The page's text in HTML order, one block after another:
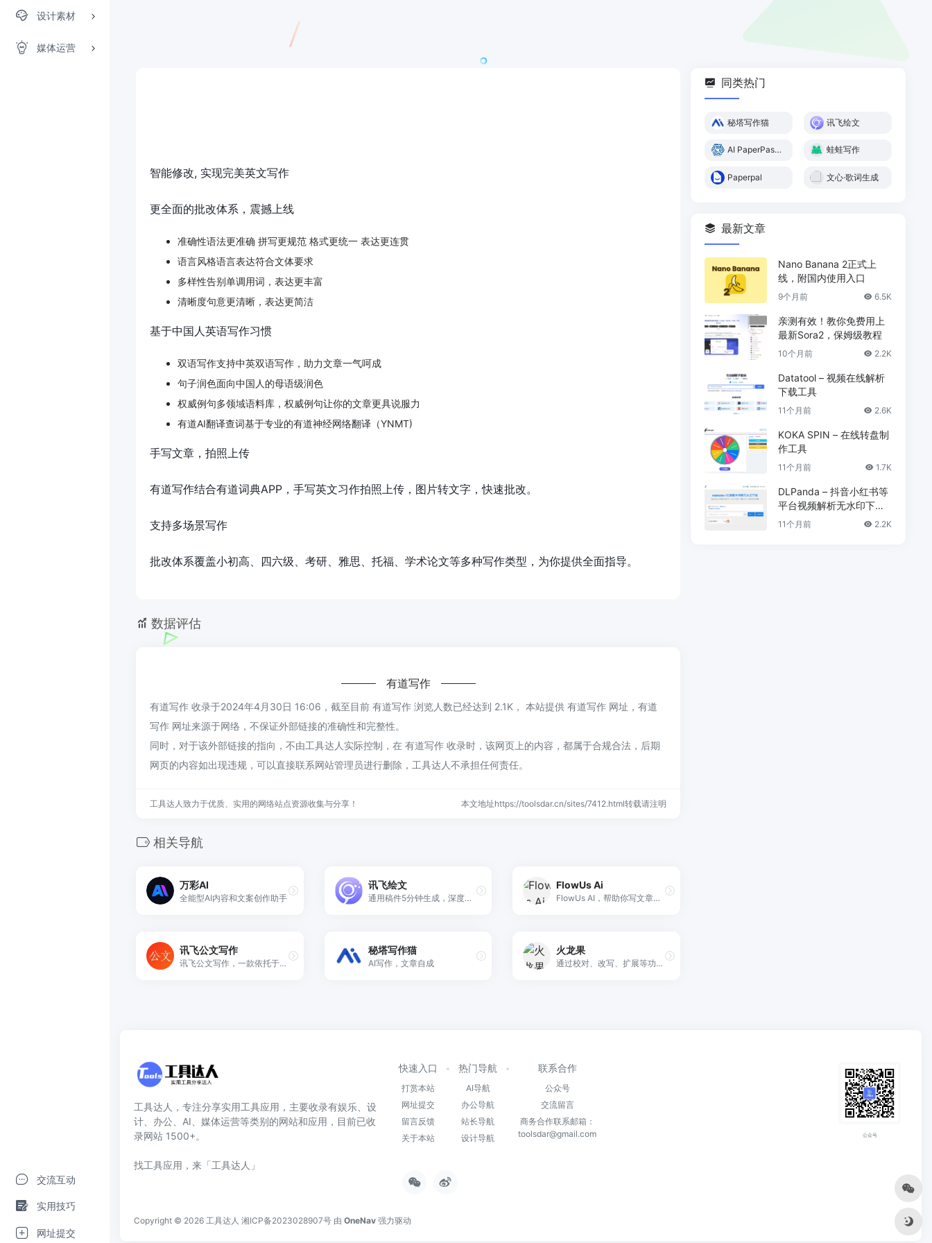
设计素材
媒体运营
交流互动
实用技巧
网址提交
智能修改, 实现完美英文写作
更全面的批改体系，震撼上线
准确性语法更准确 拼写更规范 格式更统一 表达更连贯
语言风格语言表达符合文体要求
多样性告别单调用词，表达更丰富
清晰度句意更清晰，表达更简洁
基于中国人英语写作习惯
双语写作支持中英双语写作，助力文章一气呵成
句子润色面向中国人的母语级润色
权威例句多领域语料库，权威例句让你的文章更具说服力
有道AI翻译查词基于专业的有道神经网络翻译（YNMT)
手写文章，拍照上传
有道写作结合有道词典APP，手写英文习作拍照上传，图片转文字，快速批改。
支持多场景写作
批改体系覆盖小初高、四六级、考研、雅思、托福、学术论文等多种写作类型，为你提供全面指导。
数据评估
有道写作
有道写作 收录于2024年4月30日 16:06，截至目前 有道写作 浏览人数已经达到 2.1K， 本站提供 有道写作 网址，有道
写作 网址来源于网络，不保证外部链接的准确性和完整性。
同时，对于该外部链接的指向，不由工具达人实际控制，在 有道写作 收录时，该网页上的内容，都属于合规合法，后期
网页的内容如出现违规，可以直接联系网站管理员进行删除，工具达人不承担任何责任。
工具达人致力于优质、实用的网络站点资源收集与分享！ 本文地址https://toolsdar.cn/sites/7412.html转载请注明
相关导航
万彩AI
全能型AI内容和文案创作助手
讯飞绘文
通用稿件5分钟生成，深度稿件编辑效率翻番。一站式高效运营，全流程智能优化。
FlowUs Ai
FlowUs AI，帮助你写文章、论文、报告、甚至新闻稿等内容
讯飞公文写作
讯飞公文写作，一款依托于科大讯飞星火大模型技术的AI公文写作助手。讯飞公文提供免费海量素材库，支持公文一键生成、及校对、润色、改写、扩写、续写服务。帮助广大公文专撰稿人高效完成工作总结、心得体会、调研报告、通知公告、讲话稿、请示等各类公文材料的创作，免费使用，简单便捷高效。
秘塔写作猫
AI写作，文章自成
火龙果
通过校对、改写、扩展等功能实现高质量内容的快速生产。
同类热门
秘塔写作猫 讯飞绘文
AI PaperPass AI论文 蛙蛙写作
Paperpal 文心·歌词生成
最新文章
Nano Banana 2正式上
线，附国内使用入口
9个月前 6.5K
亲测有效！教你免费用上
最新Sora2，保姆级教程
10个月前 2.2K
Datatool – 视频在线解析
下载工具
11个月前 2.6K
KOKA SPIN – 在线转盘制
作工具
11个月前 1.7K
DLPanda – 抖音小红书等
平台视频解析无水印下载
工具
11个月前 2.2K
工具达人，专注分享实用工具应用，主要收录有娱乐、设
计、办公、AI、媒体运营等类别的网站和应用，目前已收
录网站 1500+。
找工具应用，来「工具达人」
快速入口
打赏本站
网址提交
留言反馈
关于本站
热门导航
AI导航
办公导航
站长导航
设计导航
联系合作
公众号
交流留言
商务合作联系邮箱：
toolsdar@gmail.com
公众号
Copyright © 2026 工具达人 湘ICP备2023028907号 由 OneNav 强力驱动